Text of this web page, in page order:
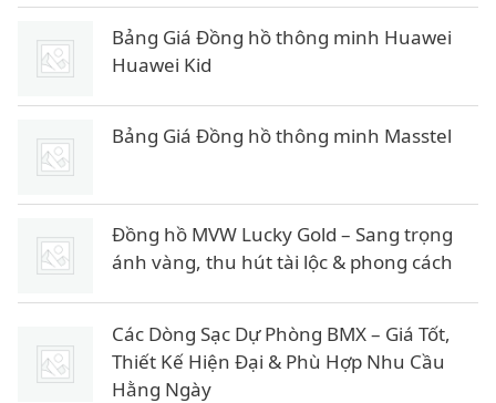
1
8
0
₫
.
:
1
8
.
0
0
₫
.
Bảng Giá Đồng hồ thông minh Huawei
Huawei Kid
Bảng Giá Đồng hồ thông minh Masstel
Đồng hồ MVW Lucky Gold – Sang trọng
ánh vàng, thu hút tài lộc & phong cách
Các Dòng Sạc Dự Phòng BMX – Giá Tốt,
Thiết Kế Hiện Đại & Phù Hợp Nhu Cầu
Hằng Ngày